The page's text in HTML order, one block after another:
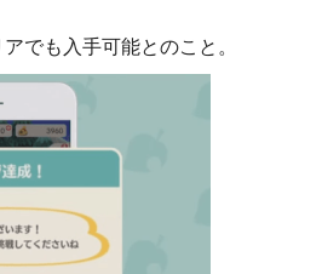
でも入手可能とのこと。